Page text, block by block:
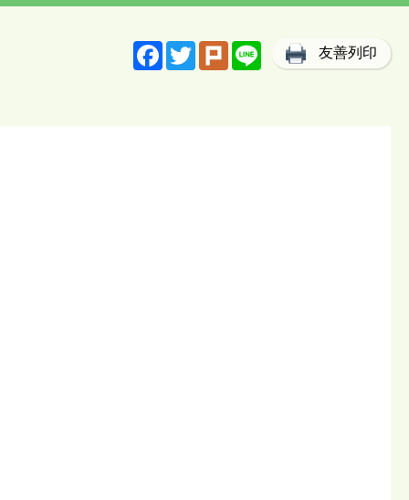
FacebookTwitterPlurk Line 友善列印